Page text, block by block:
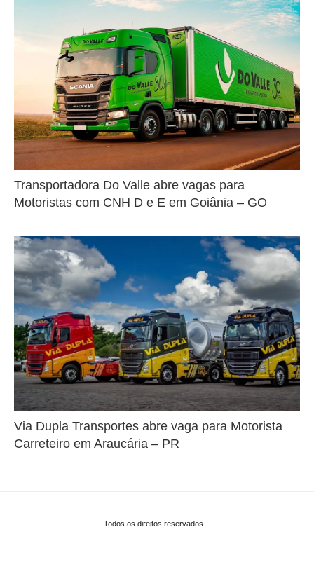
Transportadora Do Valle abre vagas para
Motoristas com CNH D e E em Goiânia – GO
Via Dupla Transportes abre vaga para Motorista
Carreteiro em Araucária – PR
Todos os direitos reservados